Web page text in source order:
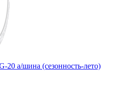
20 а/шина (сезонность-лето)